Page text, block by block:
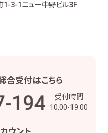
する事務を行うため
に基づく権利の行使や
た場合等において、委託
報提供・連絡、お取引先
1-3-1 ニュー中野ビル3F
合受付はこちら
受付時間
10:00-19:00